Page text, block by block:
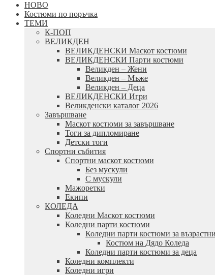
НОВО
Костюми по поръчка
ТЕМИ
К-ПОП
ВЕЛИКДЕН
ВЕЛИКДЕНСКИ Маскот костюми
ВЕЛИКДЕНСКИ Парти костюми
Великден – Жени
Великден – Мъже
Великден – Деца
ВЕЛИКДЕНСКИ Игри
Великденски каталог 2026
Завършване
Маскот костюми за завършване
Тоги за дипломиране
Детски тоги
Спортни събития
Спортни маскот костюми
Без мускули
С мускули
Мажоретки
Екипи
КОЛЕДА
Коледни Маскот костюми
Коледни парти костюми
Коледни парти костюми за възрастни
Костюм на Дядо Коледа
Коледни парти костюми за деца
Коледни комплекти
Коледни игри